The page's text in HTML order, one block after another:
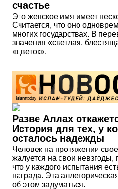
счастье
Это женское имя имеет
Считается, что оно
многих государствах. В
значения «светлая,
«цветок».
Разве Аллах
История для тех, у
осталось надежды
Человек на протяжении
жалуется на свои невзгоды,
что у каждого испытания
награда. Эта
об этом задуматься.